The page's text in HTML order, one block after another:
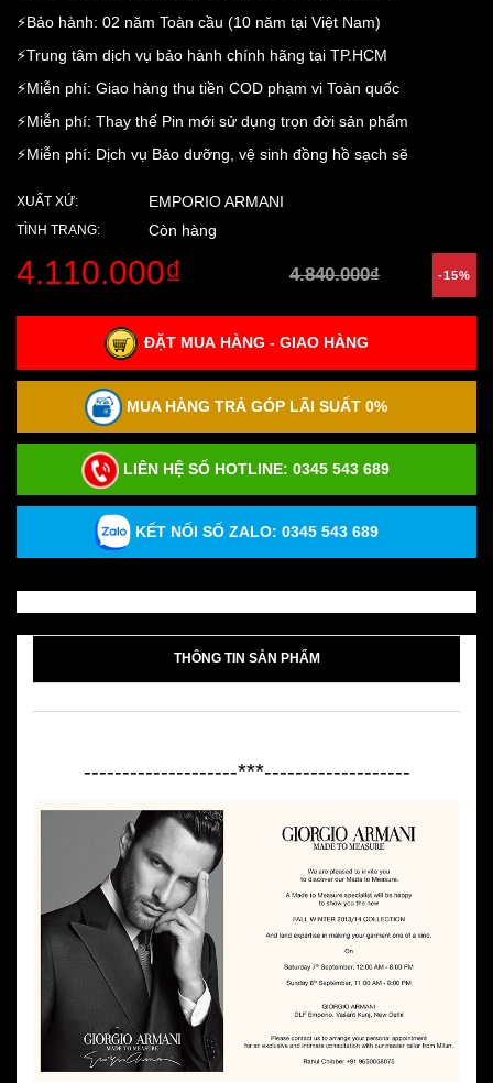
⚡️Bảo hành: 02 năm Toàn cầu (10 năm tại Việt Nam)
⚡️Trung tâm dịch vụ bảo hành chính hãng tại TP.HCM
⚡️Miễn phí: Giao hàng thu tiền COD phạm vi Toàn quốc
⚡️Miễn phí: Thay thế Pin mới sử dụng trọn đời sản phẩm
⚡️Miễn phí: Dịch vụ Bảo dưỡng, vệ sinh đồng hồ sạch sẽ
XUẤT XỨ: EMPORIO ARMANI
TÌNH TRẠNG: Còn hàng
4.110.000₫ 4.840.000₫ -15%
ĐẶT MUA HÀNG - GIAO HÀNG
MUA HÀNG TRẢ GÓP LÃI SUẤT 0%
LIÊN HỆ SỐ HOTLINE: 0345 543 689
KẾT NỐI SỐ ZALO: 0345 543 689
THÔNG TIN SẢN PHẨM
--------------------***-------------------